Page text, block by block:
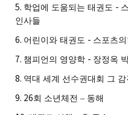
5. 학업에 도움되는 태권도 -
인사들
6. 어린이와 태권도 - 스포츠
7. 챔피언의 영양학 - 장정옥
8. 역대 세계 선수권대회 그
9. 26회 소년체전 – 동해